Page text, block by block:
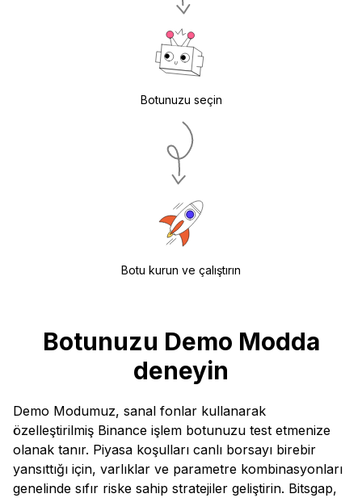
Botunuzu seçin
Botu kurun ve çalıştırın
Botunuzu Demo Modda
deneyin
Demo Modumuz, sanal fonlar kullanarak
özelleştirilmiş Binance işlem botunuzu test etmenize
olanak tanır. Piyasa koşulları canlı borsayı birebir
yansıttığı için, varlıklar ve parametre kombinasyonları
genelinde sıfır riske sahip stratejiler geliştirin. Bitsgap,